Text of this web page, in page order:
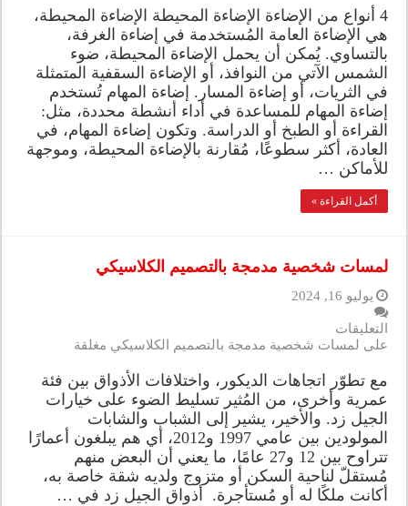
4 أنواع من الإضاءة الإضاءة المحيطة الإضاءة المحيطة،
هي الإضاءة العامة المُستخدمة في إضاءة الغرفة،
بالتساوي. يُمكن أن يحمل الإضاءة المحيطة، ضوء
الشمس الآتي من النوافذ، أو الإضاءة السقفية المتمثلة
في الثريات، أو إضاءة المسار. إضاءة المهام تُستخدم
إضاءة المهام للمساعدة في أداء أنشطة محددة، مثل:
القراءة أو الطبخ أو الدراسة. وتكون إضاءة المهام، في
العادة، أكثر سطوعًا، مُقارنة بالإضاءة المحيطة، وموجهة
للأماكن …
أكمل القراءة »
لمسات شخصية مدمجة بالتصميم الكلاسيكي
يوليو 16, 2024
التعليقات
على لمسات شخصية مدمجة بالتصميم الكلاسيكي مغلقة
مع تطوّر اتجاهات الديكور، واختلافات الأذواق بين فئة
عمرية وأخرى، من المُثير تسليط الضوء على خيارات
الجيل زد. والأخير، يشير إلى الشباب والشابات
المولودين بين عامي 1997 و2012، أي هم يبلغون أعمارًا
تتراوح بين 12 و27 عامًا، ما يعني أن البعض منهم
مُستقلّ لناحية السكن أو متزوج ولديه شقة خاصة به،
أكانت ملكًا له أو مُستأجرة. أذواق الجيل زد في …